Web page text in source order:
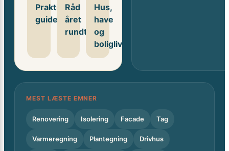
Praktiske
guides
Råd
året
rundt
Hus,
have
og
boligliv
MEST LÆSTE EMNER
Renovering Isolering Facade Tag
Varmeregning Plantegning Drivhus